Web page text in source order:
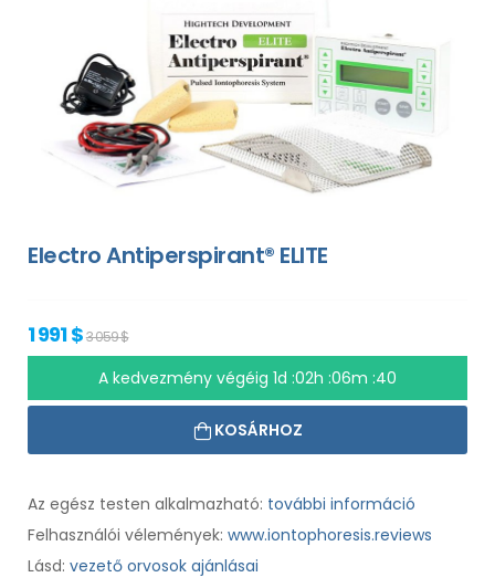
Electro Antiperspirant® ELITE
1 991 $3 059 $
A kedvezmény végéig1d :02h :06m :39
KOSÁRHOZ
Az egész testen alkalmazható: további információ
Felhasználói vélemények: www.iontophoresis.reviews
Lásd: vezető orvosok ajánlásai